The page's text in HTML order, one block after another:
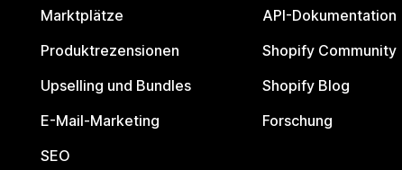
Marktplätze
Produktrezensionen
Upselling und Bundles
E-Mail-Marketing
SEO
API-Dokumentation
Shopify Community
Shopify Blog
Forschung